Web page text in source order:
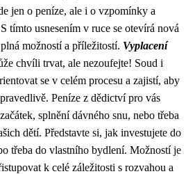
jen o peníze, ale i o vzpomínky a
tímto usnesením v ruce se otevírá nová
možností a příležitostí. Vyplacení
chvíli trvat, ale nezoufejte! Soud i
se v celém procesu a zajistí, aby
Peníze z dědictví pro vás
splnění dávného snu, nebo třeba
dětí. Představte si, jak investujete do
třeba do vlastního bydlení. Možností je
k celé záležitosti s rozvahou a